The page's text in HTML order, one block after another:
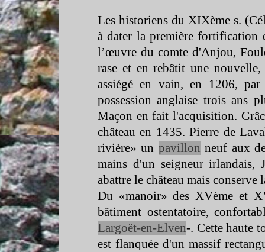
Les historiens du XIXème s.
à dater la première fortification
l’œuvre du comte d'Anjou,
rase et en rebâtit une
assiégé en vain, en 1206,
possession anglaise trois ans
Maçon en fait l'acquisition.
château en 1435. Pierre de
rivière» un pavillon neuf aux
mains d'un seigneur irlandais,
abattre le château mais
Du «manoir» des XVème et
bâtiment ostentatoire,
Largoët-en-Elven-. Cette haute
est flanquée d'un massif